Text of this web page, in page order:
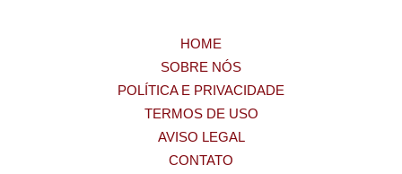
HOME
SOBRE NÓS
POLÍTICA E PRIVACIDADE
TERMOS DE USO
AVISO LEGAL
CONTATO